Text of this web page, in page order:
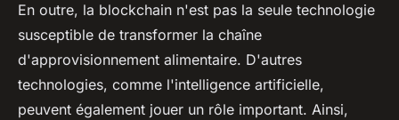
En outre, la blockchain n'est pas la seule technologie
susceptible de transformer la chaîne
d'approvisionnement alimentaire. D'autres
technologies, comme l'intelligence artificielle,
peuvent également jouer un rôle important. Ainsi,